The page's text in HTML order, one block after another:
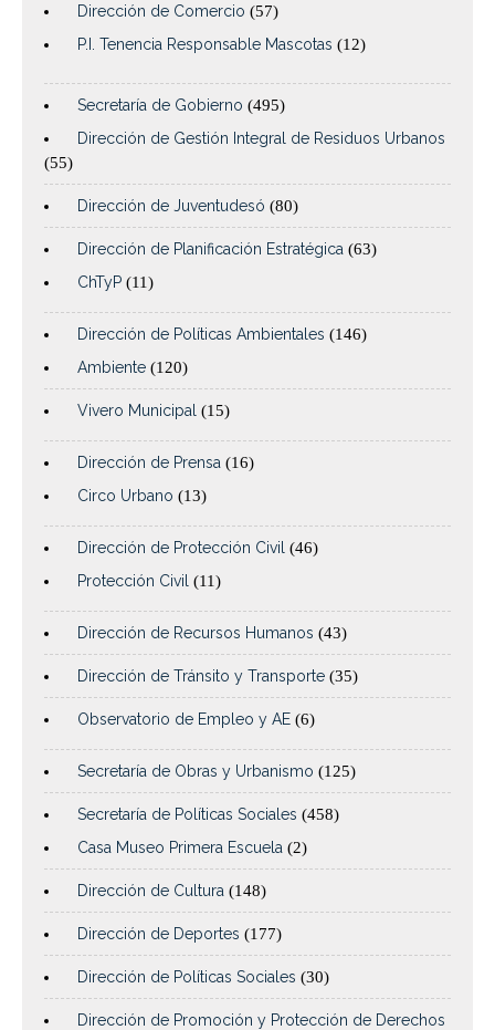
Dirección de Comercio (57)
P.I. Tenencia Responsable Mascotas (12)
Secretaría de Gobierno (495)
Dirección de Gestión Integral de Residuos Urbanos
(55)
Dirección de Juventudesó (80)
Dirección de Planificación Estratégica (63)
ChTyP (11)
Dirección de Políticas Ambientales (146)
Ambiente (120)
Vivero Municipal (15)
Dirección de Prensa (16)
Circo Urbano (13)
Dirección de Protección Civil (46)
Protección Civil (11)
Dirección de Recursos Humanos (43)
Dirección de Tránsito y Transporte (35)
Observatorio de Empleo y AE (6)
Secretaría de Obras y Urbanismo (125)
Secretaría de Políticas Sociales (458)
Casa Museo Primera Escuela (2)
Dirección de Cultura (148)
Dirección de Deportes (177)
Dirección de Políticas Sociales (30)
Dirección de Promoción y Protección de Derechos